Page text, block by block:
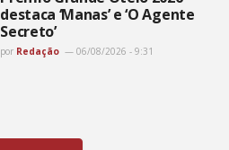
destaca ‘Manas’ e ‘O Agente
Secreto’
por Redação 06/08/2026 - 9:31